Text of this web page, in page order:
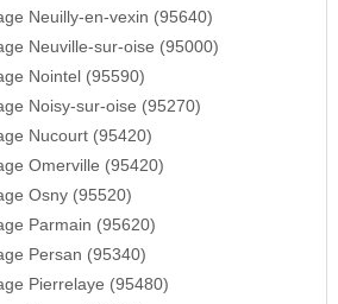
Neuilly-en-vexin (95640)
Neuville-sur-oise (95000)
Nointel (95590)
Noisy-sur-oise (95270)
Nucourt (95420)
Omerville (95420)
Osny (95520)
Parmain (95620)
Persan (95340)
Pierrelaye (95480)